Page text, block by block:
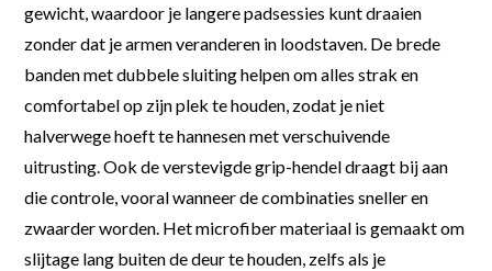
gewicht, waardoor je langere padsessies kunt draaien
zonder dat je armen veranderen in loodstaven. De brede
banden met dubbele sluiting helpen om alles strak en
comfortabel op zijn plek te houden, zodat je niet
halverwege hoeft te hannesen met verschuivende
uitrusting. Ook de verstevigde grip-hendel draagt bij aan
die controle, vooral wanneer de combinaties sneller en
zwaarder worden. Het microfiber materiaal is gemaakt om
slijtage lang buiten de deur te houden, zelfs als je